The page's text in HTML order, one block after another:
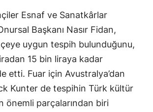
Esnaf ve Sanatkârlar
Başkanı Nasır Fidan,
uygun tespih bulunduğunu,
15 bin liraya kadar
etti. Fuar için Avustralya’dan
Kunter de tespihin Türk kültür
önemli parçalarından biri